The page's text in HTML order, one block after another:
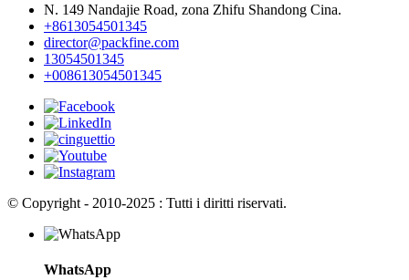
N. 149 Nandajie Road, zona Zhifu Shandong Cina.
+8613054501345
director@packfine.com
13054501345
+008613054501345
© Copyright - 2010-2025 : Tutti i diritti riservati.
WhatsApp